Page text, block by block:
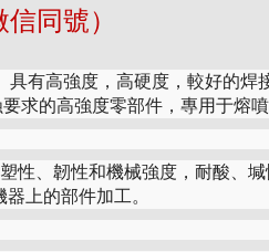
同號）
有高強度，高硬度，較好的焊
求的高強度零部件，專用于熔
性、韌性和機械強度，耐酸、
上的部件加工。